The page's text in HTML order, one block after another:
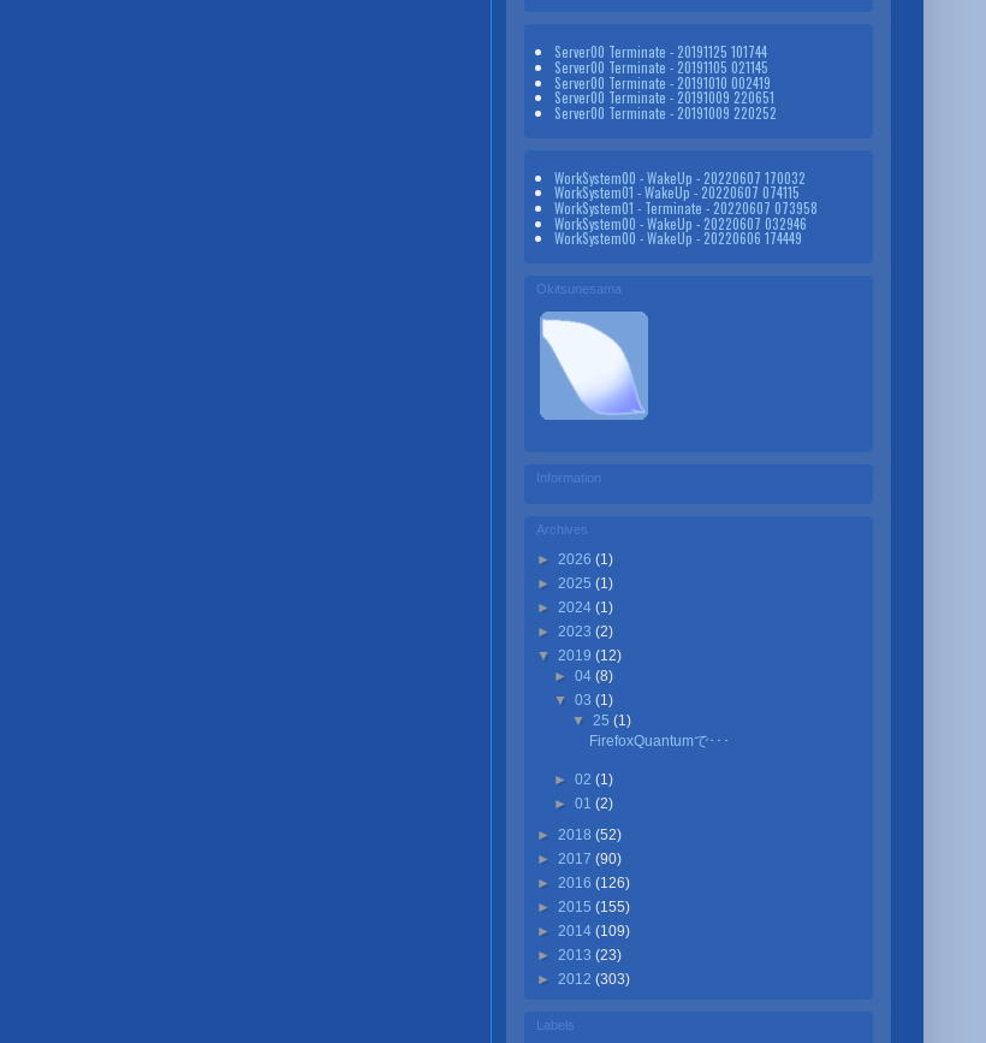
Server00 Terminate - 20191125 101744
Server00 Terminate - 20191105 021145
Server00 Terminate - 20191010 002419
Server00 Terminate - 20191009 220651
Server00 Terminate - 20191009 220252
WorkSystem00 - WakeUp - 20220607 170032
WorkSystem01 - WakeUp - 20220607 074115
WorkSystem01 - Terminate - 20220607 073958
WorkSystem00 - WakeUp - 20220607 032946
WorkSystem00 - WakeUp - 20220606 174449
Okitsunesama
Information
Archives
► 2026 (1)
► 2025 (1)
► 2024 (1)
► 2023 (2)
▼ 2019 (12)
►04(8)
▼03(1)
▼ 25 (1)
FirefoxQuantumで･･･
►02(1)
►01(2)
► 2018 (52)
► 2017 (90)
► 2016 (126)
► 2015 (155)
► 2014 (109)
► 2013 (23)
► 2012 (303)
Labels